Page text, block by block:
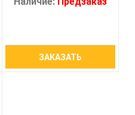
ЗАКАЗАТЬ